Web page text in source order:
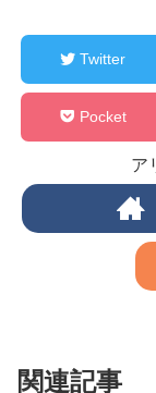
Twitter
Pocket
ア
関連記事